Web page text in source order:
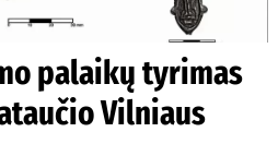
palaikų tyrimas
Vilniaus